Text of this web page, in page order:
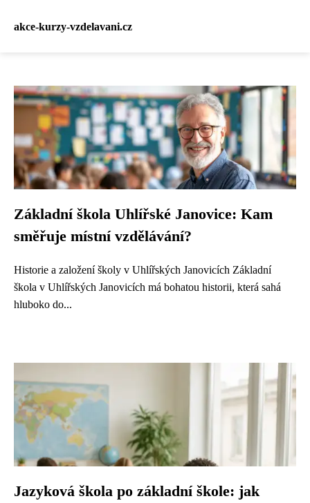
akce-kurzy-vzdelavani.cz
Základní škola Uhlířské Janovice: Kam
směřuje místní vzdělávání?
Historie a založení školy v Uhlířských Janovicích Základní
škola v Uhlířských Janovicích má bohatou historii, která sahá
hluboko do...
Jazyková škola po základní škole: jak